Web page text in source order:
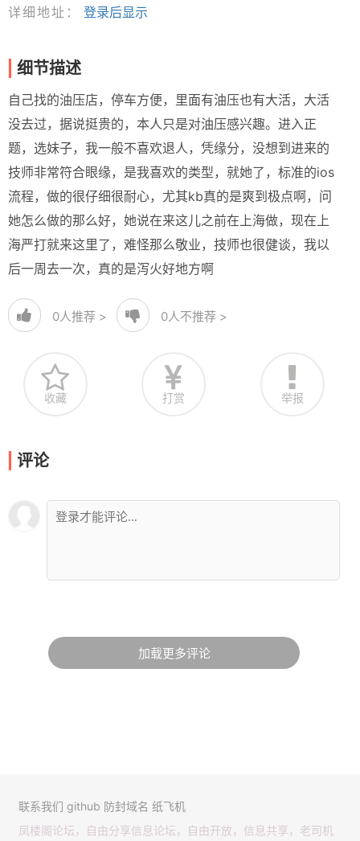
详细地址：
登录后显示
细节描述
自己找的油压店，停车方便，里面有油压也有大活，大活
没去过，据说挺贵的，本人只是对油压感兴趣。进入正
题，选妹子，我一般不喜欢退人，凭缘分，没想到进来的
技师非常符合眼缘，是我喜欢的类型，就她了，标准的ios
流程，做的很仔细很耐心，尤其kb真的是爽到极点啊，问
她怎么做的那么好，她说在来这儿之前在上海做，现在上
海严打就来这里了，难怪那么敬业，技师也很健谈，我以
后一周去一次，真的是泻火好地方啊
0人推荐 > 0人不推荐 >
收藏 打赏 举报
评论
加载更多评论
联系我们 github 防封域名 纸飞机
凤楼阁论坛，自由分享信息论坛，自由开放，信息共享，老司机